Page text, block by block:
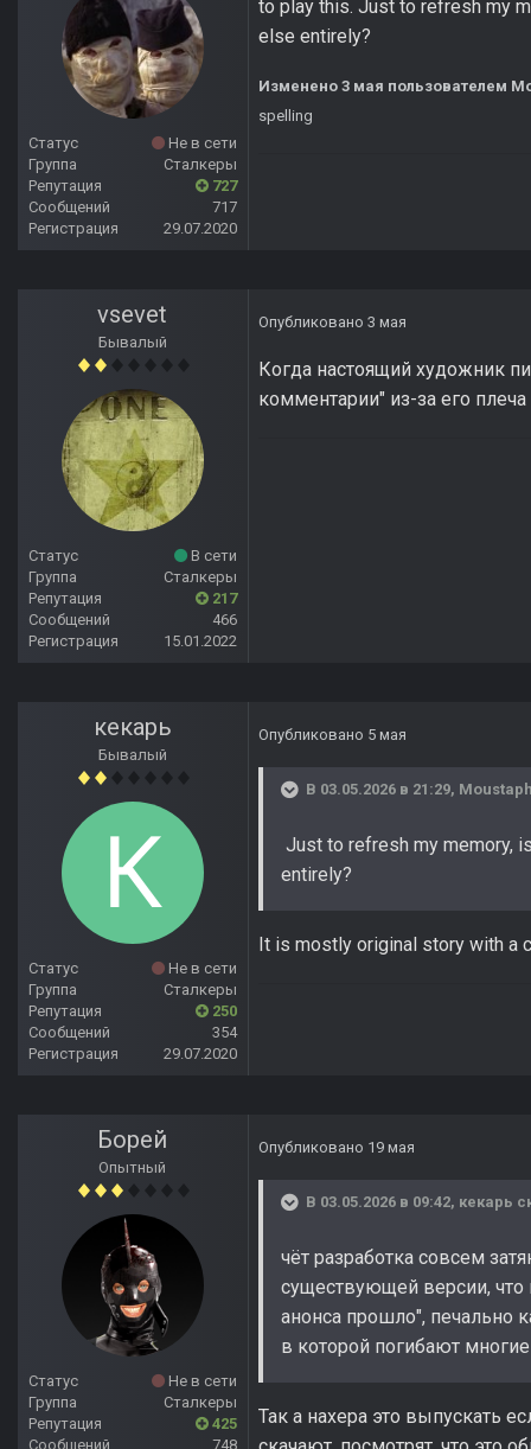
Статус
Не в сети
Группа
Сталкеры
Репутация
727
Сообщений
717
Регистрация
29.07.2020
to play this. Just to refresh my
else entirely?
Изменено 3 мая пользователем
spelling
vsevet
Бывалый
Статус
В сети
Группа
Сталкеры
Репутация
217
Сообщений
466
Регистрация
15.01.2022
Опубликовано 3 мая
Когда настоящий художник
комментарии" из-за его
кекарь
Бывалый
Статус
Не в сети
Группа
Сталкеры
Репутация
250
Сообщений
354
Регистрация
29.07.2020
Опубликовано 5 мая
В 03.05.2026 в 21:29,
Just to refresh my memory,
entirely?
It is mostly original story with a
Борей
Опытный
Статус
Не в сети
Группа
Сталкеры
Репутация
425
Сообщений
748
Опубликовано 19 мая
В 03.05.2026 в 09:42, кекарь
чёт разработка совсем
существующей версии, что
анонса прошло", печально
в которой погибают
Так а нахера это выпускать